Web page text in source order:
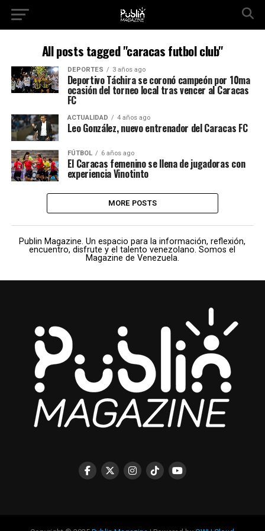
All posts tagged "caracas futbol club"
DEPORTES 3 años ago
Deportivo Táchira se coronó campeón por 10ma
ocasión del torneo local tras vencer al Caracas
FC
ACTUALIDAD 4 años ago
Leo González, nuevo entrenador del Caracas FC
FÚTBOL 6 años ago
El Caracas femenino se llena de jugadoras con
experiencia Vinotinto
MORE POSTS
Publin Magazine. Un espacio para la información, reflexión,
encuentro, disfrute y el talento venezolano. Somos el
Magazine de Venezuela.